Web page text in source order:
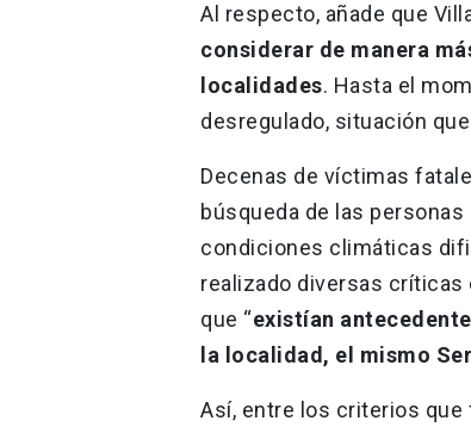
Al respecto, añade que
considerar de manera
localidades. Hasta el
desregulado, situación
Decenas de víctimas
búsqueda de las
condiciones climáticas
realizado diversas críticas
que “existían
la localidad, el mismo
Así, entre los criterios